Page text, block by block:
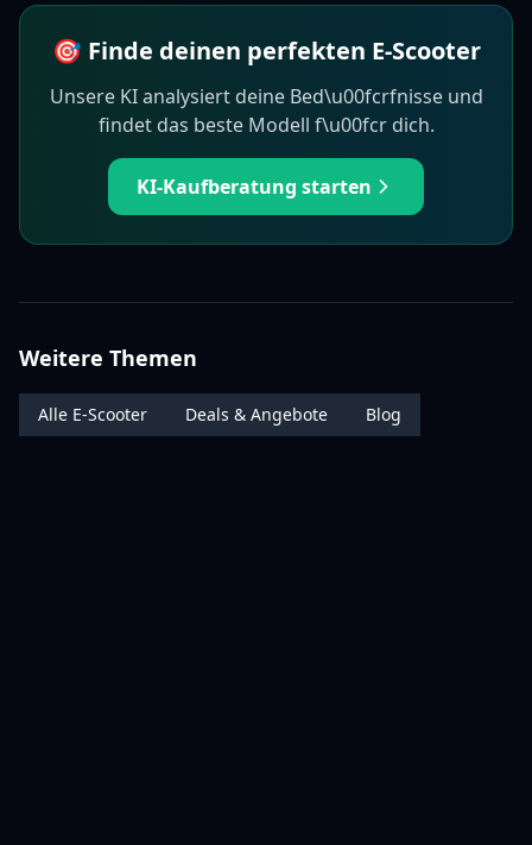
🎯 Finde deinen perfekten E-Scooter
Unsere KI analysiert deine Bed\u00fcrfnisse und
findet das beste Modell f\u00fcr dich.
KI-Kaufberatung starten
Weitere Themen
Alle E-Scooter Deals & Angebote Blog